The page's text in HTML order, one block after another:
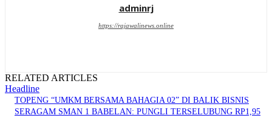
adminrj
https://rajawalinews.online
RELATED ARTICLES
Headline
TOPENG “UMKM BERSAMA BAHAGIA 02” DI BALIK BISNIS
SERAGAM SMAN 1 BABELAN: PUNGLI TERSELUBUNG RP1,95